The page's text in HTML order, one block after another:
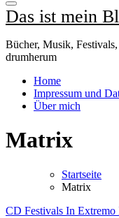
Das ist mein
Bücher, Musik,
drumherum
Home
Impressum und
Über mich
Matrix
Startseite
Matrix
CD Festivals In Extremo